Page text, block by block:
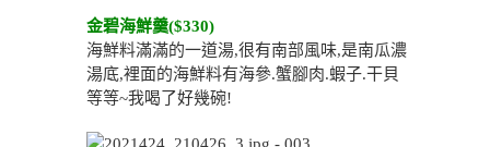
金碧海鮮羹($330)
海鮮料滿滿的一道湯,很有南部風味,是南瓜濃
湯底,裡面的海鮮料有海參.蟹腳肉.蝦子.干貝
等等~我喝了好幾碗!